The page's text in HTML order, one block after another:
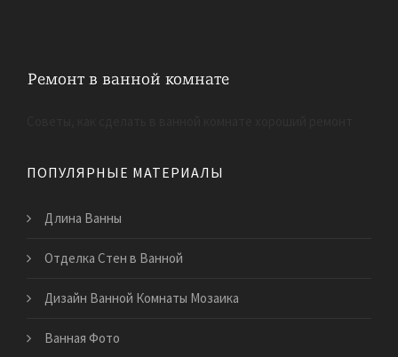
ПОПУЛЯРНЫЕ МАТЕРИАЛЫ
Длина Ванны
Отделка Стен в Ванной
Дизайн Ванной Комнаты Мозаика
Ванная Фото